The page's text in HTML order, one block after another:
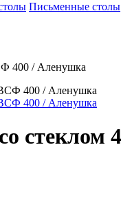
Письменные столы
400 / Аленушка